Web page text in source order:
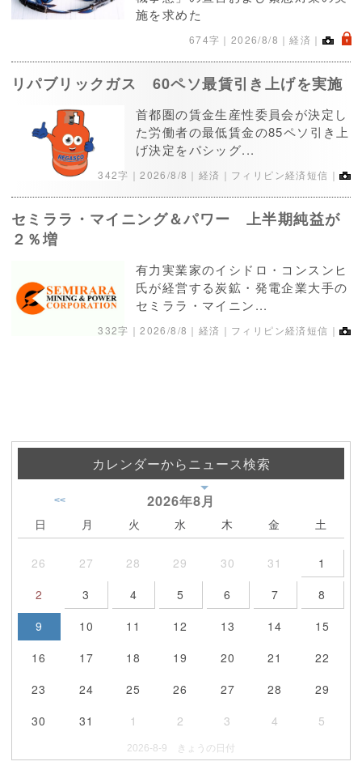
施を求めた
674字｜ 2026/8/8 ｜経済｜ .
リパブリックガス 60ペソ最賃引き上げを実施
首都圏の賃金生産性委員会が決定し
た労働者の最低賃金の85ペソ引き上
げ決定をパシッグ...
342字｜2026/8/8 ｜経済｜フィリピン経済短信｜
セミララ・マイニング＆パワー 上半期純益が
２％増
有力実業家のイシドロ・コンスンヒ
氏が経営する炭鉱・発電企業大手の
セミララ・マイニン...
332字｜2026/8/8 ｜経済｜フィリピン経済短信｜
カレンダーからニュース検索
2026年8月
<<
日 月 火 水 木 金 土
26 27 28 29 30 31
1
2
3 4 5 6 7
8
9
10 11 12 13 14
15
16
17 18 19 20 21
22
23
24 25 26 27 28
29
30
31 1 2 3 4 5
2026-8-9 きょうの日付